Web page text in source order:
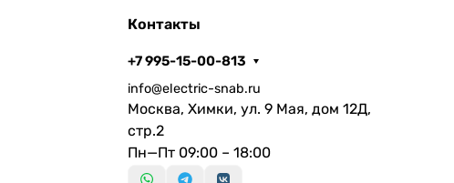
Контакты
+7 995-15-00-813
info@electric-snab.ru
Москва, Химки, ул. 9 Мая, дом 12Д,
стр.2
Пн—Пт 09:00 – 18:00